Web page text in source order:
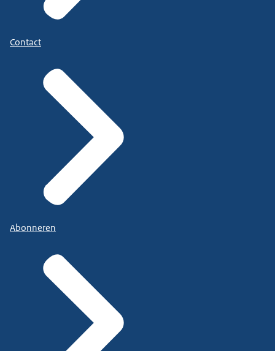
Contact
Abonneren